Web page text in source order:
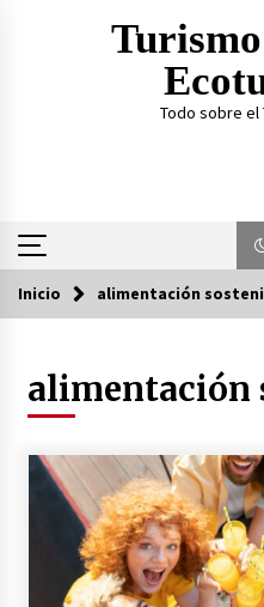
Todo sobre el
Tendencia ahora
¿Practicar
lo explicamos
TOP 3:
3 años
La Primera
Inicio alimentación
alimentación